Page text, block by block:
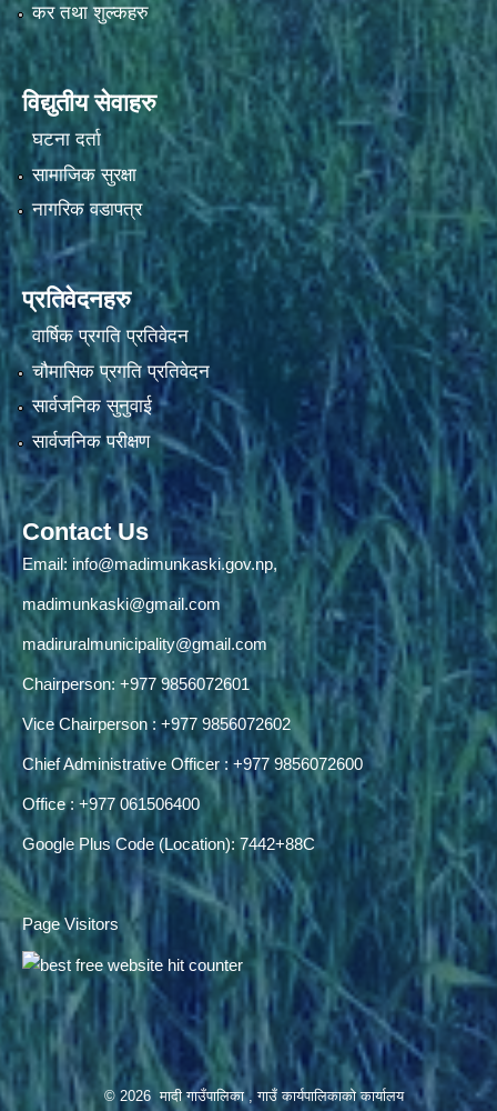
कर तथा शुल्कहरु
विद्युतीय सेवाहरु
घटना दर्ता
सामाजिक सुरक्षा
नागरिक वडापत्र
प्रतिवेदनहरु
वार्षिक प्रगति प्रतिवेदन
चौमासिक प्रगति प्रतिवेदन
सार्वजनिक सुनुवाई
सार्वजनिक परीक्षण
Contact Us
Email: info@madimunkaski.gov.np,
madimunkaski@gmail.com
madiruralmunicipality@gmail.com
Chairperson: +977 9856072601
Vice Chairperson : +977 9856072602
Chief Administrative Officer : +977 9856072600
Office : +977 061506400
Google Plus Code (Location): 7442+88C
Page Visitors
© 2026 मादी गाउँपालिका , गाउँ कार्यपालिकाको कार्यालय